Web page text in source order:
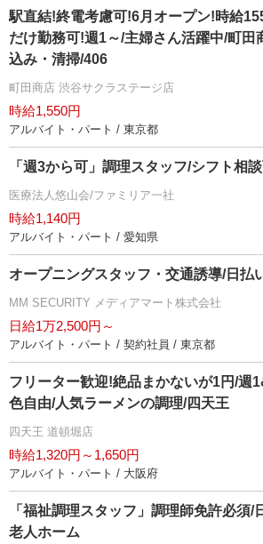
駅直結!終電考慮可!6月オープン!時給
だけ勤務可!週1～/主婦さん活躍中/町田
込み・清掃/406
町田商店 渋谷サクラステージ店
時給1,550円
アルバイト・パート / 東京都
「週3から可」調理スタッフ/シフト相
医療法人悠山会/ファミリア一社
時給1,140円
アルバイト・パート / 愛知県
オープニングスタッフ・交通誘導/日払
MM SECURITY メディアマート株式会社
日給1万2,500円～
アルバイト・パート / 契約社員 / 東京都
フリーター歓迎!絶品まかないが1円/週
色自由/人気ラーメンの調理/四天王
四天王 道頓堀店
時給1,320円～1,650円
アルバイト・パート / 大阪府
「福祉調理スタッフ」調理師免許必須/
老人ホーム